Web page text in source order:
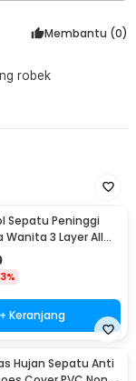
Membantu (0)
robek
Sepatu Peninggi
Wanita 3 Layer All
+ Keranjang
Hujan Sepatu Anti